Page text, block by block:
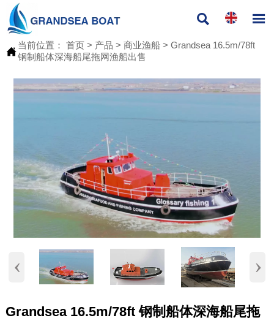
 

当前位置： 首页> 产品 > 商业渔船> Grandsea 16.5m/78ft
钢制船体深海船尾拖网渔船出售
‹ ›
Grandsea 16.5m/78ft 钢制船体深海船尾拖